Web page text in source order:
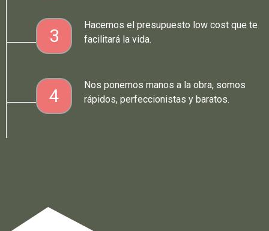
3
Hacemos el presupuesto low cost que te
facilitará la vida.
4
Nos ponemos manos a la obra, somos
rápidos, perfeccionistas y baratos.